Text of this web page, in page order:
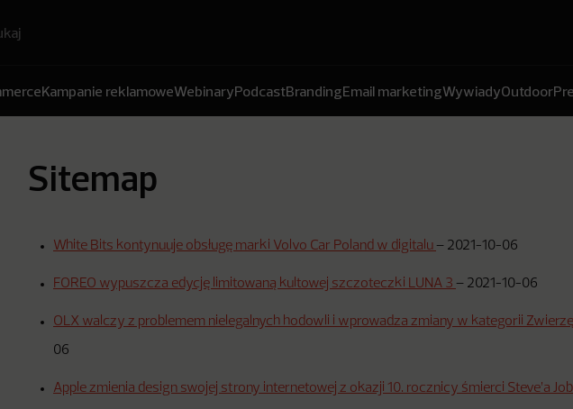
Kampanie reklamoweWebinaryPodcastBrandingEmail marketingWywiadyOutdoor
Sitemap
White Bits kontynuuje obsługę marki Volvo Car Poland w digitalu – 2021-10-06
FOREO wypuszcza edycję limitowaną kultowej szczoteczki LUNA 3 – 2021-10-06
OLX walczy z problemem nielegalnych hodowli i wprowadza zmiany w kategorii
06
Apple zmienia design swojej strony internetowej z okazji 10. rocznicy śmierci Steve’a